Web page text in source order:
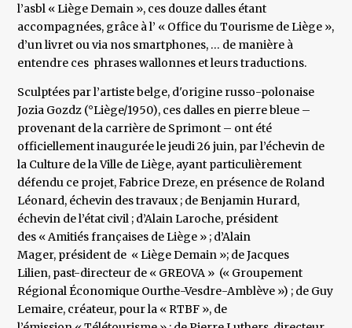
l’asbl « Liège Demain », ces douze dalles étant
accompagnées, grâce à l’ « Office du Tourisme de Liège »,
d’un livret ou via nos smartphones, … de manière à
entendre ces phrases wallonnes et leurs traductions.
Sculptées par l’artiste belge, d'origine russo-polonaise
Jozia Gozdz (°Liège/1950), ces dalles en pierre bleue –
provenant de la carrière de Sprimont – ont été
officiellement inaugurée le jeudi 26 juin, par l’échevin de
la Culture de la Ville de Liège, ayant particulièrement
défendu ce projet, Fabrice Dreze, en présence de Roland
Léonard, échevin des travaux ; de Benjamin Hurard,
échevin de l’état civil ; d’Alain Laroche, président
des « Amitiés françaises de Liège » ; d’Alain
Mager, président de « Liège Demain »; de Jacques
Lilien, past-directeur de « GREOVA » (« Groupement
Régional Économique Ourthe-Vesdre-Amblève ») ; de Guy
Lemaire, créateur, pour la « RTBF », de